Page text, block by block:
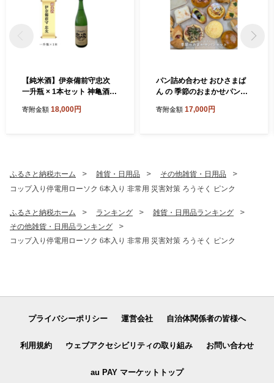
【純米酒】伊奈備前守忠次
一升瓶 × 1本セット 神亀酒造
7年醸造
寄附金額 18,000円
パン詰め合わせ おひさまぱ
ん の 季節のおまかせパンセ
ン好きのための パンセット
寄附金額 17,000円
ふるさと納税ホーム 雑貨・日用品
その他雑貨・日用品
コップ入り停電用ローソク 6本入り 非常用 災害対策 ろうそく ピンク
ふるさと納税ホーム ランキング
雑貨・日用品ランキング
その他雑貨・日用品ランキング
コップ入り停電用ローソク 6本入り 非常用 災害対策 ろうそく ピンク
プライバシーポリシー 運営会社 自治体関係者の皆様へ
利用規約 ウェブアクセシビリティの取り組み お問い合わせ
au PAY マーケットトップ